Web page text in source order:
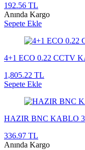
192.56 TL
Anında Kargo
Sepete Ekle
4+1 ECO 0.22 CCTV
1,805.22 TL
Sepete Ekle
HAZIR BNC KABLO
336.97 TL
Anında Kargo